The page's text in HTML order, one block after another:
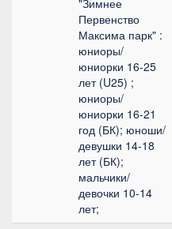
"Зимнее
Первенство
Максима парк" :
юниоры/
юниорки 16-25
лет (U25) ;
юниоры/
юниорки 16-21
год (БК); юноши/
девушки 14-18
лет (БК);
мальчики/
девочки 10-14
лет;